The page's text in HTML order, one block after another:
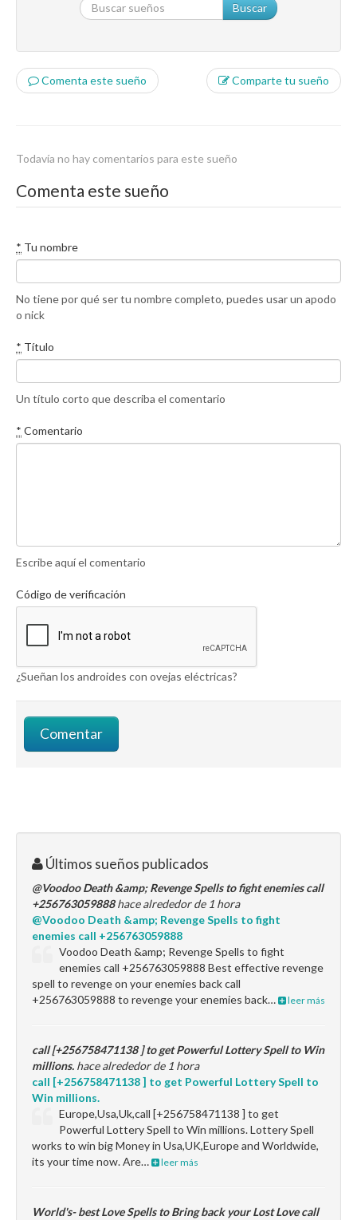
Buscar
Comenta este sueño Comparte tu sueño
Todavía no hay comentarios para este sueño
Comenta este sueño
* Tu nombre
No tiene por qué ser tu nombre completo, puedes usar un apodo
o nick
* Título
Un título corto que describa el comentario
* Comentario
Escribe aquí el comentario
Código de verificación
¿Sueñan los androides con ovejas eléctricas?
Últimos sueños publicados
@Voodoo Death &amp; Revenge Spells to fight enemies call
+256763059888hace alrededor de 1 hora
@Voodoo Death &amp; Revenge Spells to fight
enemies call +256763059888
Voodoo Death &amp; Revenge Spells to fight
enemies call +256763059888 Best effective revenge
spell to revenge on your enemies back call
+256763059888 to revenge your enemies back…
leer más
call [+256758471138 ] to get Powerful Lottery Spell to Win
millions. hace alrededor de 1 hora
call [+256758471138 ] to get Powerful Lottery Spell to
Win millions.
Europe,Usa,Uk,call [+256758471138 ] to get
Powerful Lottery Spell to Win millions. Lottery Spell
works to win big Money in Usa,UK,Europe and Worldwide,
its your time now. Are…
leer más
World's- best Love Spells to Bring back your Lost Love call